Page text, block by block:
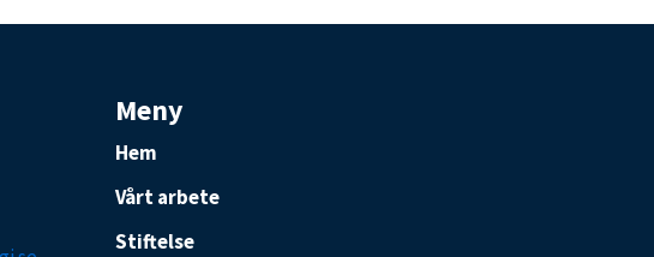
Meny
Hem
Vårt arbete
Stiftelse